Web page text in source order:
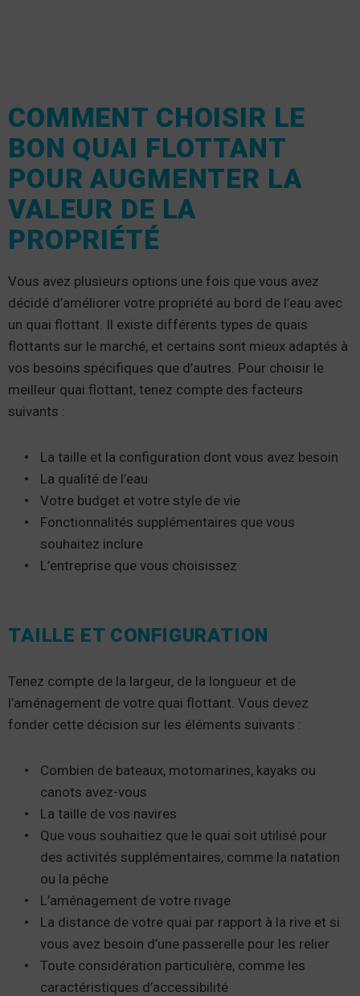
COMMENT CHOISIR LE
BON QUAI FLOTTANT
POUR AUGMENTER LA
VALEUR DE LA
PROPRIÉTÉ
Vous avez plusieurs options une fois que vous avez
décidé d’améliorer votre propriété au bord de l’eau avec
un quai flottant. Il existe différents types de quais
flottants sur le marché, et certains sont mieux adaptés à
vos besoins spécifiques que d’autres. Pour choisir le
meilleur quai flottant, tenez compte des facteurs
suivants :
La taille et la configuration dont vous avez besoin
La qualité de l’eau
Votre budget et votre style de vie
Fonctionnalités supplémentaires que vous
souhaitez inclure
L’entreprise que vous choisissez
TAILLE ET CONFIGURATION
Tenez compte de la largeur, de la longueur et de
l’aménagement de votre quai flottant. Vous devez
fonder cette décision sur les éléments suivants :
Combien de bateaux, motomarines, kayaks ou
canots avez-vous
La taille de vos navires
Que vous souhaitiez que le quai soit utilisé pour
des activités supplémentaires, comme la natation
ou la pêche
L’aménagement de votre rivage
La distance de votre quai par rapport à la rive et si
vous avez besoin d’une passerelle pour les relier
Toute considération particulière, comme les
caractéristiques d’accessibilité